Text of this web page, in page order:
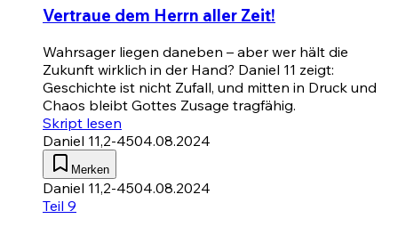
Vertraue dem Herrn aller Zeit!
Wahrsager liegen daneben – aber wer hält die
Zukunft wirklich in der Hand? Daniel 11 zeigt:
Geschichte ist nicht Zufall, und mitten in Druck und
Chaos bleibt Gottes Zusage tragfähig.
Skript lesen
Daniel 11,2-4504.08.2024
Merken
Daniel 11,2-4504.08.2024
Teil 9